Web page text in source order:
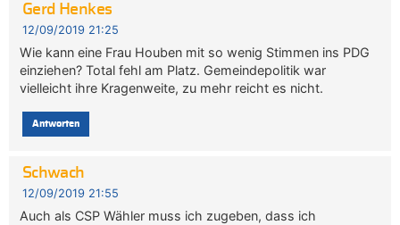
Gerd Henkes
12/09/2019 21:25
Wie kann eine Frau Houben mit so wenig Stimmen ins PDG
einziehen? Total fehl am Platz. Gemeindepolitik war
vielleicht ihre Kragenweite, zu mehr reicht es nicht.
Antworten
Schwach
12/09/2019 21:55
Auch als CSP Wähler muss ich zugeben, dass ich